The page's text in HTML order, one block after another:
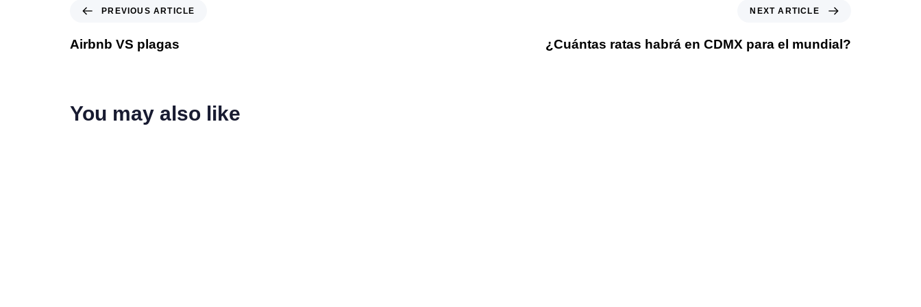
PREVIOUS ARTICLE
Airbnb VS plagas
NEXT ARTICLE
¿Cuántas ratas habrá en CDMX para el mundial?
You may also like